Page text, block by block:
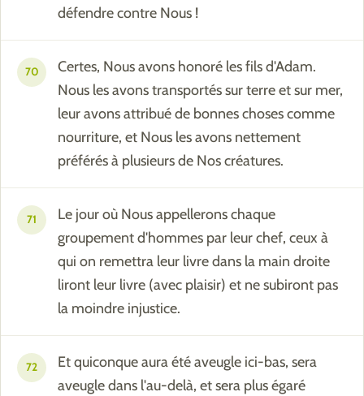
défendre contre Nous !
70
Certes, Nous avons honoré les fils d'Adam.
Nous les avons transportés sur terre et sur mer,
leur avons attribué de bonnes choses comme
nourriture, et Nous les avons nettement
préférés à plusieurs de Nos créatures.
71
Le jour où Nous appellerons chaque
groupement d'hommes par leur chef, ceux à
qui on remettra leur livre dans la main droite
liront leur livre (avec plaisir) et ne subiront pas
la moindre injustice.
72
Et quiconque aura été aveugle ici-bas, sera
aveugle dans l'au-delà, et sera plus égaré